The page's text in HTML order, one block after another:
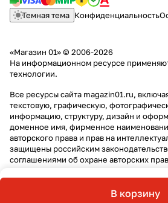
В корзину
Темная тема Конфиденциальность
«Магазин 01» © 2006-2026
На информационном ресурсе
технологии.
Все ресурсы сайта magazin01.ru,
текстовую, графическую,
информацию, структуру, дизайн и
доменное имя, фирменное
авторского права и прав на
защищены российским
соглашениями об охране авторских